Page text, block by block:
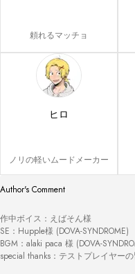
頼れるマッチョ
ヒロ
ノリの軽いムードメーカー
Author's Comment
作中ボイス：えばそん様
SE：Hupple様 (DOVA-SYNDROME)
BGM：alaki paca 様 (DOVA-
special thanks：テストプレイヤー